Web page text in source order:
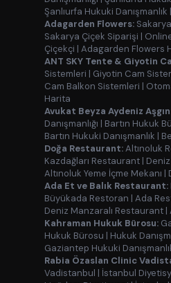
Şanlıurfa Hukuki Danışmanlık |
Adagarden Flowers:
Sakarya Çiçek Siparişi |
Çiçekçi | Adagarden Flowers
ANT SKY Tente & Giyotin
Sistemleri | Giyotin Cam
Cam Balkon Sistemleri |
Harita
Avukat Beyza Aydeniz
Danışmanlığı | Bartın Hukuk
Bartın Hukuki Danışmanlık |
Doğa Restaurant:Altınoluk
Kazdağları Restaurant |
Altınoluk Yeme İçme Mekanı |
Ada Et ve Balık Restaurant:
Büyükada Restoran | Ada
Deniz Manzaralı Restaurant |
Kahraman Hukuk Bürosu:
Hukuk Bürosu | Hukuk
Gaziantep Hukuki
Rabia Özaslan Clinic
Vadistanbul | İstanbul